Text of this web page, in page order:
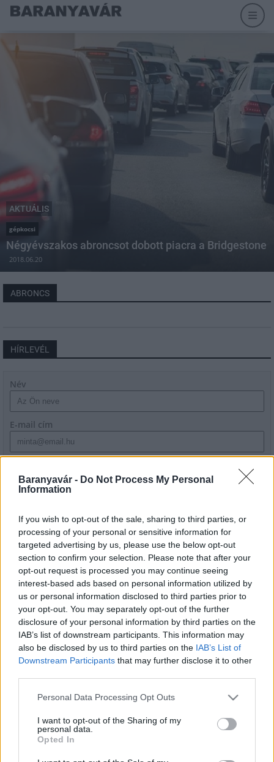
Baranyavár - Do Not Process My Personal
Information
If you wish to opt-out of the sale, sharing to third parties, or
processing of your personal or sensitive information for
targeted advertising by us, please use the below opt-out
section to confirm your selection. Please note that after your
opt-out request is processed you may continue seeing
interest-based ads based on personal information utilized by
us or personal information disclosed to third parties prior to
your opt-out. You may separately opt-out of the further
disclosure of your personal information by third parties on the
IAB’s list of downstream participants. This information may
also be disclosed by us to third parties on the IAB’s List of
Downstream Participants that may further disclose it to other
Please note that this website/app uses one or more Google
not limited to your visit or usage behaviour. You may click to
grant or deny consent to Google and its third-party tags to
use your data for below specified purposes in below Google
consent section.
Personal Data Processing Opt Outs
I want to opt-out of the Sharing of my
personal data.
Opted In
AKTUÁLIS
gépkocsi
Négyévszakos abroncsot dobott piacra a Bridgestone
2018.06.20
ABRONCS
HÍRLEVÉL
Név
E-mail cím
szabályzatot!
HÍRDETÉS
LEGFRISSEBB
Helyi hírek
Amire többmillióan vártunk: szombattól
másodfokúra csökken a riasztás
Országos hírek
továbbképzésekkel erősít a Gál Ferenc
Egyetem